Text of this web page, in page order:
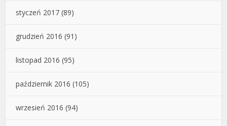
styczeń 2017 (89)
grudzień 2016 (91)
listopad 2016 (95)
październik 2016 (105)
wrzesień 2016 (94)